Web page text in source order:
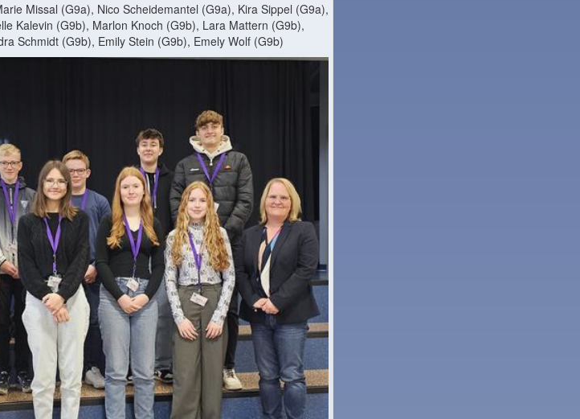
Missal (G9a), Nico Scheidemantel (G9a), Kira Sippel (G9a),
Kalevin (G9b), Marlon Knoch (G9b), Lara Mattern (G9b),
Schmidt (G9b), Emily Stein (G9b), Emely Wolf (G9b)